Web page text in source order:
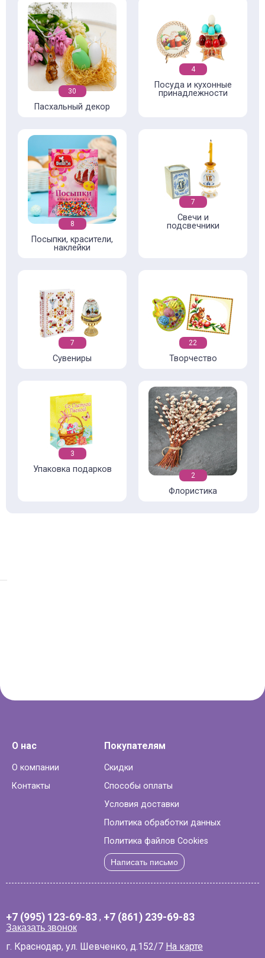
30
Пасхальный декор
4
Посуда и кухонные
принадлежности
8
Посыпки, красители,
наклейки
7
Свечи и
подсвечники
7
Сувениры
22
Творчество
3
Упаковка подарков
2
Флористика
О нас
О компании
Контакты
Покупателям
Скидки
Способы оплаты
Условия доставки
Политика обработки данных
Политика файлов Cookies
Написать письмо
+7 (995) 123-69-83 , +7 (861) 239-69-83
Заказать звонок
г. Краснодар, ул. Шевченко, д.152/7 На карте